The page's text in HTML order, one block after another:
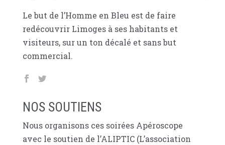
Le but de l’Homme en Bleu est de faire
redécouvrir Limoges à ses habitants et
visiteurs, sur un ton décalé et sans but
commercial.
NOS SOUTIENS
Nous organisons ces soirées Apéroscope
avec le soutien de l’ALIPTIC (L’association